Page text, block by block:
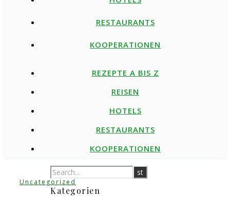
RESTAURANTS
KOOPERATIONEN
REZEPTE A BIS Z
REISEN
HOTELS
RESTAURANTS
KOOPERATIONEN
Uncategorized
Kategorien